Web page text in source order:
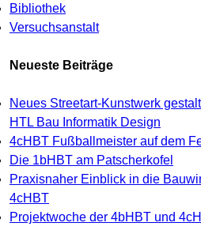
Bibliothek
Versuchsanstalt
Neueste Beiträge
Neues Streetart-Kunstwerk
HTL Bau Informatik Design
4cHBT Fußballmeister auf dem
Die 1bHBT am Patscherkofel
Praxisnaher Einblick in die
4cHBT
Projektwoche der 4bHBT und